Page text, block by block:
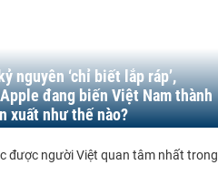
nguyên ‘chỉ biết lắp ráp’,
đang biến Việt Nam thành
xuất như thế nào?
được người Việt quan tâm nhất trong